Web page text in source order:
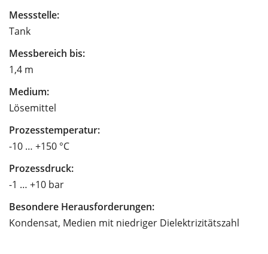
Messstelle:
Tank
Messbereich bis:
1,4 m
Medium:
Lösemittel
Prozesstemperatur:
-10 … +150 °C
Prozessdruck:
-1 … +10 bar
Besondere Herausforderungen:
Kondensat, Medien mit niedriger Dielektrizitätszahl